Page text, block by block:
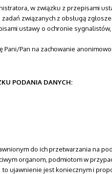
w związku z przepisami
związanych z obsługą
ustawy o ochronie
Pan na zachowanie
PODANIA DANYCH:
do ich przetwarzania na
organom, podmiotom w
ujawnienie jest koniecznym i